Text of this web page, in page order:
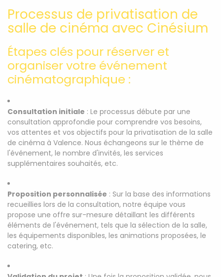
Processus de privatisation de
salle de cinéma avec Cinésium
Étapes clés pour réserver et
organiser votre événement
cinématographique :
Consultation initiale : Le processus débute par une
consultation approfondie pour comprendre vos besoins,
vos attentes et vos objectifs pour la privatisation de la salle
de cinéma à Valence. Nous échangeons sur le thème de
l'événement, le nombre d'invités, les services
supplémentaires souhaités, etc.
Proposition personnalisée : Sur la base des informations
recueillies lors de la consultation, notre équipe vous
propose une offre sur-mesure détaillant les différents
éléments de l'événement, tels que la sélection de la salle,
les équipements disponibles, les animations proposées, le
catering, etc.